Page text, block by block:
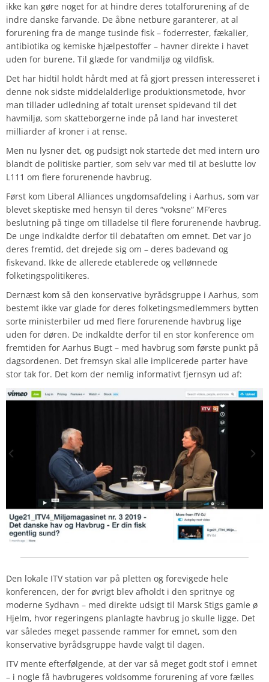
ikke kan gøre noget for at hindre deres totalforurening af de
indre danske farvande. De åbne netbure garanterer, at al
forurening fra de mange tusinde fisk – foderrester, fækalier,
antibiotika og kemiske hjælpestoffer – havner direkte i havet
uden for burene. Til glæde for vandmiljø og vildfisk.
Det har hidtil holdt hårdt med at få gjort pressen interesseret i
denne nok sidste middelalderlige produktionsmetode, hvor
man tillader udledning af totalt urenset spidevand til det
havmiljø, som skatteborgerne inde på land har investeret
milliarder af kroner i at rense.
Men nu lysner det, og pudsigt nok startede det med intern uro
blandt de politiske partier, som selv var med til at beslutte lov
L111 om flere forurenende havbrug.
Først kom Liberal Alliances ungdomsafdeling i Aarhus, som var
blevet skeptiske med hensyn til deres “voksne” MF’eres
beslutning på tinge om tilladelse til flere forurenende havbrug.
De unge indkaldte derfor til debataften om emnet. Det var jo
deres fremtid, det drejede sig om – deres badevand og
fiskevand. Ikke de allerede etablerede og vellønnede
folketingspolitikeres.
Dernæst kom så den konservative byrådsgruppe i Aarhus, som
bestemt ikke var glade for deres folketingsmedlemmers bytten
sorte ministerbiler ud med flere forurenende havbrug lige
uden for døren. De indkaldte derfor til en stor konference om
fremtiden for Aarhus Bugt – med havbrug som første punkt på
dagsordenen. Det fremsyn skal alle implicerede parter have
stor tak for. Det kom der nemlig informativt fjernsyn ud af:
Den lokale ITVstation var på pletten og forevigede hele
konferencen, der for øvrigt blev afholdt i den spritnye og
moderne Sydhavn – med direkte udsigt til Marsk Stigs gamle ø
Hjelm, hvor regeringens planlagte havbrug jo skulle ligge. Det
var således meget passende rammer for emnet, som den
konservative byrådsgruppe havde valgt til dagen.
ITV mente efterfølgende, at der var så meget godt stof i emnet
– i nogle få havbrugeres voldsomme forurening af vore fælles